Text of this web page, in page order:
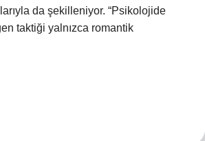
da şekilleniyor. “Psikolojide
taktiği yalnızca romantik